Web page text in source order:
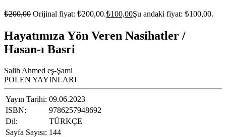
₺200,00 Orijinal fiyat: ₺200,00.₺100,00Şu andaki fiyat: ₺100,00.
Hayatımıza Yön Veren Nasihatler /
Hasan-ı Basri
Salih Ahmed eş-Şami
POLEN YAYINLARI
Yayın Tarihi: 09.06.2023
ISBN:
9786257948692
Dil:
TÜRKÇE
Sayfa Sayısı: 144